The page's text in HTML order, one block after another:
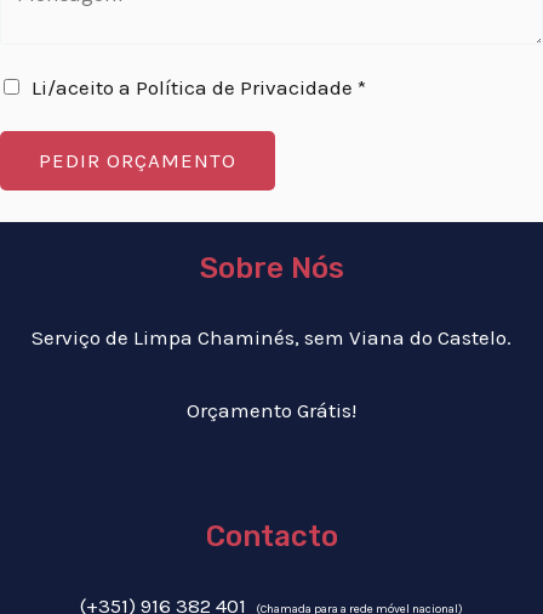
Li/aceito a Política de Privacidade *
PEDIR ORÇAMENTO
Sobre Nós
Serviço de Limpa Chaminés, sem Viana do Castelo.
Orçamento Grátis!
Contacto
(+351) 916 382 401 (Chamada para a rede móvel nacional)